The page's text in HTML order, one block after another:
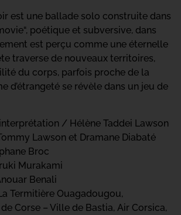
est une ballade solo construite dans
poétique et subversive, dans
est perçu comme une éternelle
traverse de nouveaux territoires,
du corps, parfois proche de la
d’étrangeté se révèle dans un jeu de
/ Hélène Taddei Lawson
Lawson et Dramane Diabaté
Broc
Murakami
Benali
Termitière Ouagadougou,
Corse – Ville de Bastia, Air Corsica,